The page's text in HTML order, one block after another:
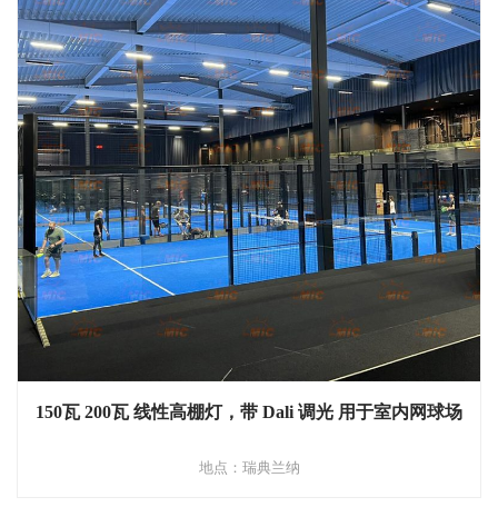
150瓦 200瓦 线性高棚灯，带 Dali 调光 用于室内网球场
地点：瑞典兰纳